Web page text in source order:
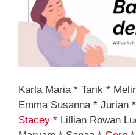
Karla Maria * Tarik *
Emma Susanna * Jurian
Stacey * Lillian Rowan